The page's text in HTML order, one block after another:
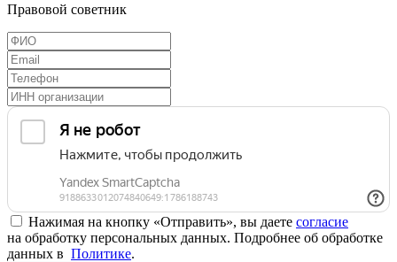
Правовой советник
Нажимая на кнопку «Отправить», вы даете согласие
на обработку персональных данных. Подробнее об обработке
данных в Политике.